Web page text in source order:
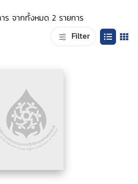
ร จากทั้งหมด 2 รายการ
Filter